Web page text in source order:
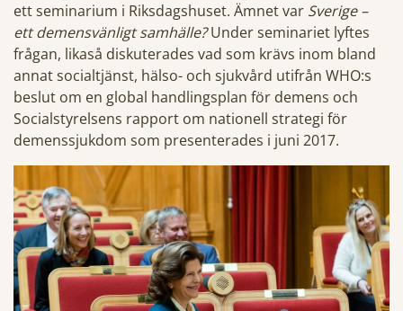
ett seminarium i Riksdagshuset. Ämnet var Sverige –
ett demensvänligt samhälle?Under seminariet lyftes
frågan, likaså diskuterades vad som krävs inom bland
annat socialtjänst, hälso- och sjukvård utifrån WHO:s
beslut om en global handlingsplan för demens och
Socialstyrelsens rapport om nationell strategi för
demenssjukdom som presenterades i juni 2017.